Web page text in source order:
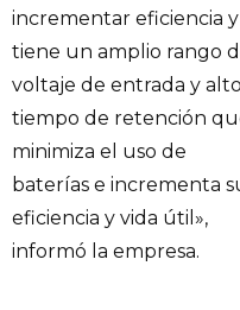
incrementar eficiencia y
tiene un amplio rango
voltaje de entrada y alto
tiempo de retención
minimiza el uso de
baterías e incrementa
eficiencia y vida útil»,
informó la empresa.